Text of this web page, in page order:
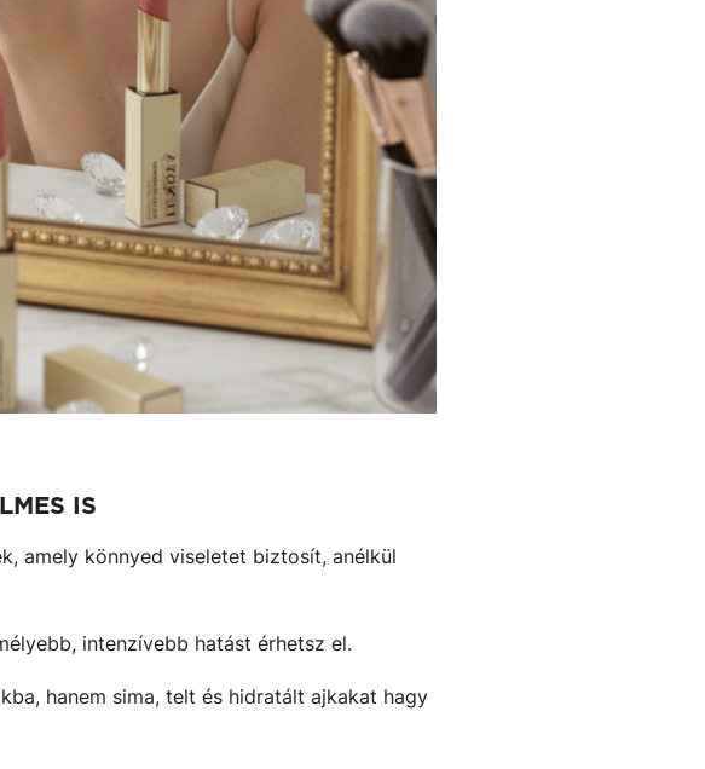
IS
amely könnyed viseletet biztosít, anélkül
intenzívebb hatást érhetsz el.
hanem sima, telt és hidratált ajkakat hagy